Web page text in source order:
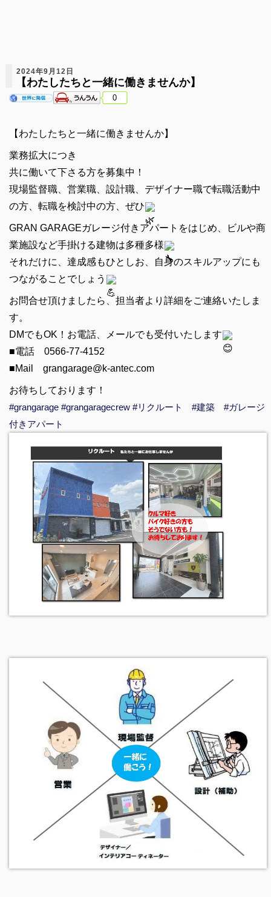
2024年9月12日
【わたしたちと一緒に働きませんか】
0
【わたしたちと一緒に働きませんか】
業務拡大につき
共に働いて下さる方を募集中！
現場監督職、営業職、設計職、デザイナー職で転職活動中
の方、転職を検討中の方、ぜひ
GRAN GARAGEガレージ付きアパートをはじめ、ビルや商
業施設など手掛ける建物は多種多様
それだけに、達成感もひとしお、自身のスキルアップにも
つながることでしょう
お問合せ頂けましたら、担当者より詳細をご連絡いたしま
す。
DMでもOK！お電話、メールでも受付いたします
■電話 0566-77-4152
■Mail grangarage@k-antec.com
お待ちしております！
#grangarage #grangaragecrew #リクルート #建築
#ガレージ
付きアパート